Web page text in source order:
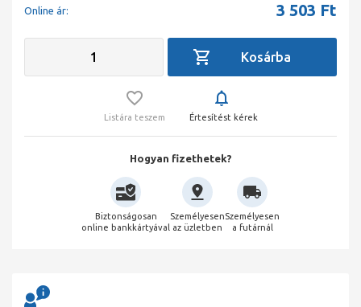
Online ár: 3 503 Ft
Listára teszem Értesítést kérek
Hogyan fizethetek?
Biztonságosan
online bankkártyával
Személyesen
az üzletben
Személyesen
a futárnál